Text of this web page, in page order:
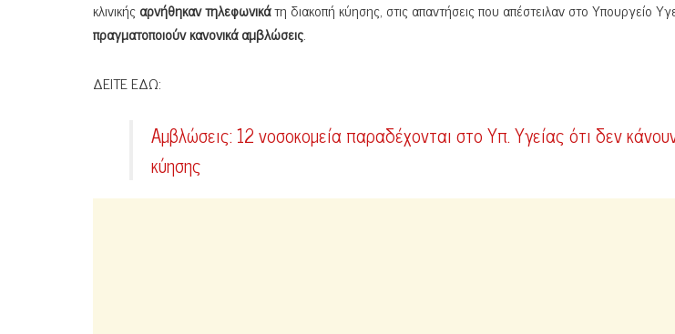
κλινικήςαρνήθηκαν τηλεφωνικάτη διακοπή κύησης, στις απαντήσεις που απέστειλαν στο Υπουργείο
πραγματοποιούν κανονικά αμβλώσεις.
ΔΕΙΤΕ ΕΔΩ:
Αμβλώσεις: 12 νοσοκομεία παραδέχονται στο Υπ. Υγείας ότι δεν
κύησης